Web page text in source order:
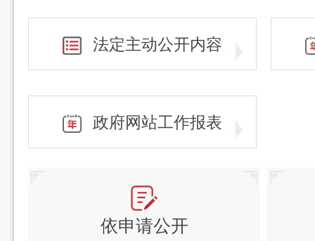
法定主动公开内容
政府网站工作报表
依申请公开